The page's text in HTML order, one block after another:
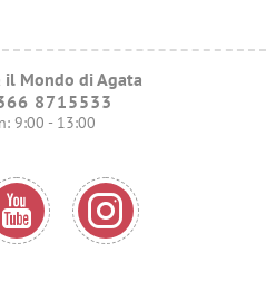
il Mondo di Agata
8715533
9:00 - 13:00